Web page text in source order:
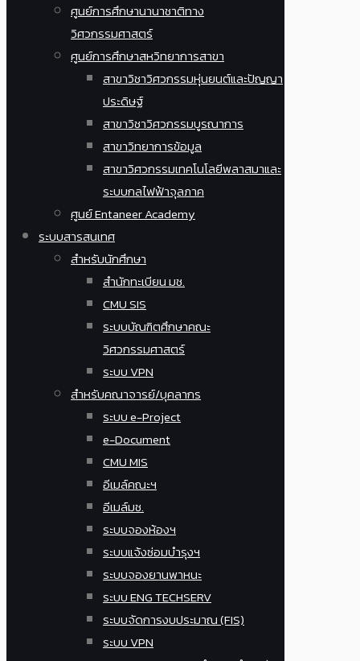
ศูนย์การศึกษานานาชาติทาง
วิศวกรรมศาสตร์
ศูนย์การศึกษาสหวิทยาการสาขา
สาขาวิชาวิศวกรรมหุ่นยนต์และปัญญา
ประดิษฐ์
สาขาวิชาวิศวกรรมบูรณาการ
สาขาวิทยาการข้อมูล
สาขาวิศวกรรมเทคโนโลยีพลาสมาและ
ระบบกลไฟฟ้าจุลภาค
ศูนย์ Entaneer Academy
ระบบสารสนเทศ
สำหรับนักศึกษา
สำนักทะเบียน มช.
CMU SIS
ระบบบัณฑิตศึกษาคณะ
วิศวกรรมศาสตร์
ระบบ VPN
สำหรับคณาจารย์/บุคลากร
ระบบ e-Project
e-Document
CMU MIS
อีเมล์คณะฯ
อีเมล์มช.
ระบบจองห้องฯ
ระบบแจ้งซ่อมบำรุงฯ
ระบบจองยานพาหนะ
ระบบ ENG TECHSERV
ระบบจัดการงบประมาณ (FIS)
ระบบ VPN